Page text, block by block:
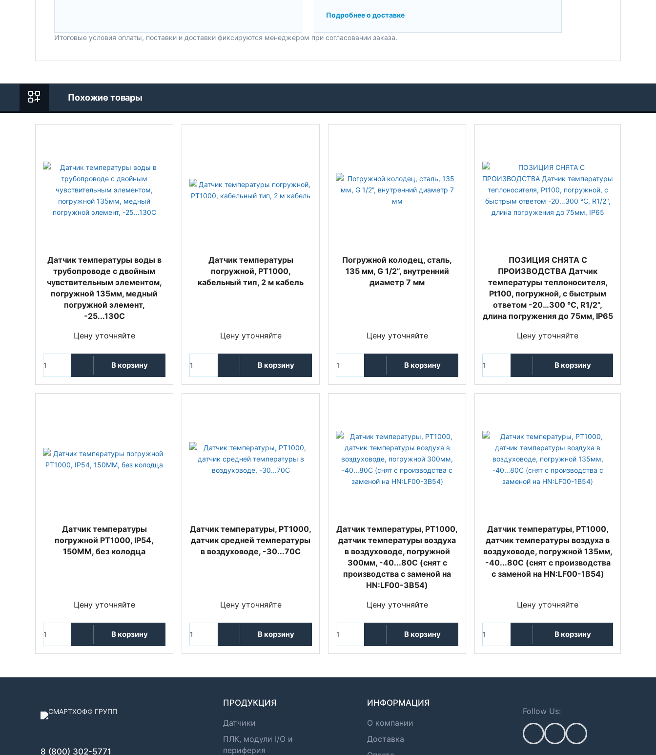
Подробнее о доставке
Итоговые условия оплаты, поставки и доставки фиксируются менеджером при согласовании заказа.
Похожие товары
Датчик температуры воды в
трубопроводе с двойным
чувствительным элементом,
погружной 135мм, медный
погружной элемент,
-25...130С
Цену уточняйте
В корзину
Датчик температуры
погружной, PT1000,
кабельный тип, 2 м кабель
Цену уточняйте
В корзину
Погружной колодец, сталь,
135 мм, G 1/2”, внутренний
диаметр 7 мм
Цену уточняйте
В корзину
ПОЗИЦИЯ СНЯТА С
ПРОИЗВОДСТВА Датчик
температуры теплоносителя,
Pt100, погружной, c быстрым
ответом -20…300 °C, R1/2",
длина погружения до 75мм, IP65
Цену уточняйте
В корзину
Датчик температуры
погружной PT1000, IP54,
150MM, без колодца
Цену уточняйте
В корзину
Датчик температуры, PT1000,
датчик средней температуры
в воздуховоде, -30...70С
Цену уточняйте
В корзину
Датчик температуры, PT1000,
датчик температуры воздуха
в воздуховоде, погружной
300мм, -40...80С (снят с
производства с заменой на
HN:LF00-3B54)
Цену уточняйте
В корзину
Датчик температуры, PT1000,
датчик температуры воздуха в
воздуховоде, погружной 135мм,
-40...80С (снят с производства
с заменой на HN:LF00-1B54)
Цену уточняйте
В корзину
8 (800) 302-5771
ПРОДУКЦИЯ
Датчики
ПЛК, модули I/O и
периферия
ИНФОРМАЦИЯ
О компании
Доставка
Follow Us: